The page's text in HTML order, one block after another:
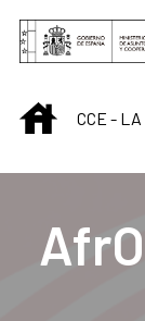
Saltar al
INICIO
CCE -